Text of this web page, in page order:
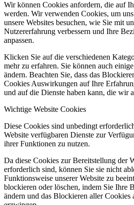
Wir können Cookies anfordern, die auf
werden. Wir verwenden Cookies, um
unsere Websites besuchen, wie Sie mit
Nutzererfahrung verbessern und Ihre
anpassen.
Klicken Sie auf die verschiedenen
mehr zu erfahren. Sie können auch
ändern. Beachten Sie, dass das
Cookies Auswirkungen auf Ihre
und auf die Dienste haben kann, die wir
Wichtige Website Cookies
Diese Cookies sind unbedingt
Website verfügbaren Dienste zur
ihrer Funktionen zu nutzen.
Da diese Cookies zur Bereitstellung der
erforderlich sind, können Sie sie nicht
Funktionsweise unserer Website zu
blockieren oder löschen, indem Sie Ihre
ändern und das Blockieren aller Cookies